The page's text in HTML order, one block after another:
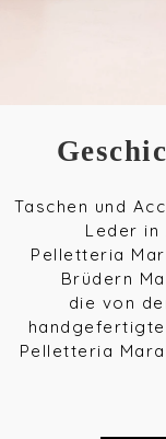
Taschen und
Leder in
Pelletteria
Brüdern
die von
Pelletteria